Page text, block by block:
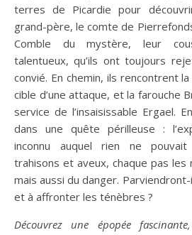
terres de Picardie pour
grand-père, le comte de
Comble du mystère, leur
talentueux, qu’ils ont toujours
convié. En chemin, ils rencontrent
cible d’une attaque, et la farouche
service de l’insaisissable Ergael.
dans une quête périlleuse :
inconnu auquel rien ne
trahisons et aveux, chaque pas
mais aussi du danger.
et à affronter les ténèbres ?
Découvrez une épopée